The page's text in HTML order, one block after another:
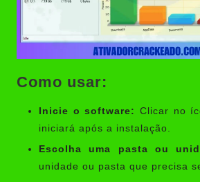
Como usar:
Inicie o software: Clicar no
iniciará após a instalação.
Escolha uma pasta ou
unidade ou pasta que precisa